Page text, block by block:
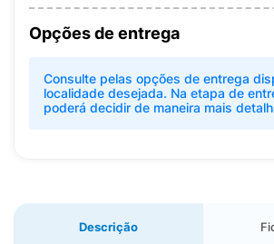
Opções de entrega
Consulte pelas opções de entrega
localidade desejada. Na etapa de
poderá decidir de maneira mais
Descrição